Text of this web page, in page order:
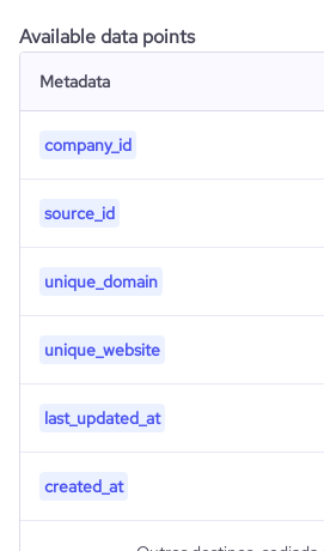
Available data points
Metadata
company_id
source_id
unique_domain
unique_website
last_updated_at
created_at